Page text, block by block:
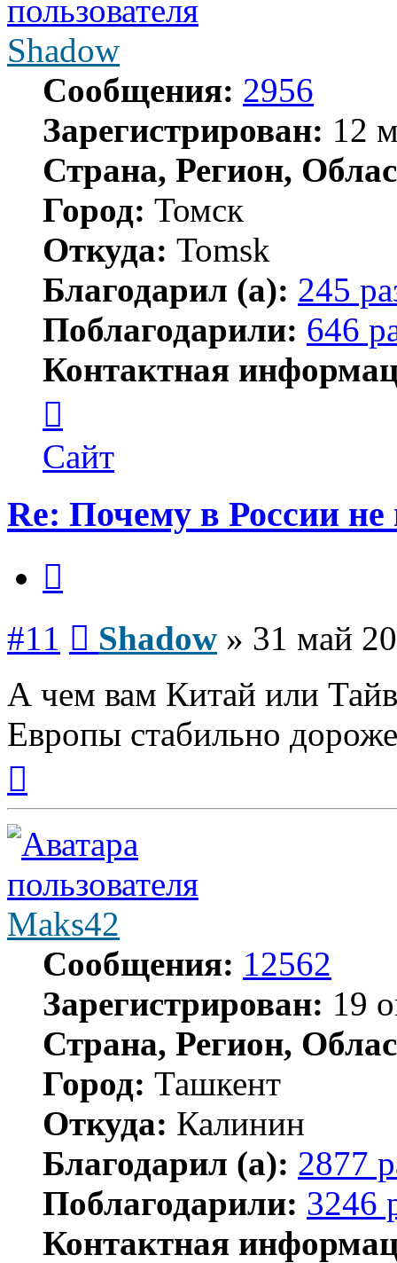
Shadow
Сообщения: 2956
Зарегистрирован: 12
Страна, Регион,
Город: Томск
Откуда: Tomsk
Благодарил (а): 245
Поблагодарили: 646
Контактная
пользователя
Shadow
Сайт
Re: Почему в России не
#11 Shadow » 31 май
А чем вам Китай или
Европы стабильно
началу
Maks42
Сообщения: 12562
Зарегистрирован: 19
Страна, Регион,
Город: Ташкент
Откуда: Калинин
Благодарил (а): 2877
Поблагодарили: 3246
Контактная